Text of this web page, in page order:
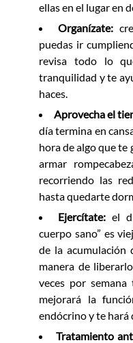
ellas en el lugar en
Organízate:
puedas ir
revisa todo lo
tranquilidad y te
haces.
Aprovecha el
día termina en
hora de algo que te
armar
recorriendo las
hasta quedarte
Ejercítate: el
cuerpo sano” es
de la acumulación
manera de
veces por
mejorará la
endócrino y te hará
Tratamiento